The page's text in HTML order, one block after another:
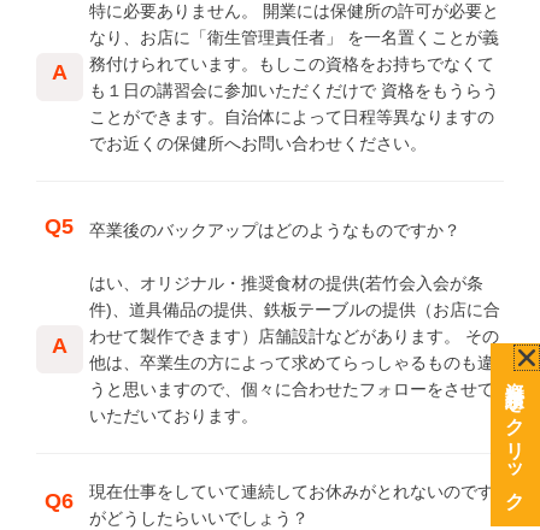
A
特に必要ありません。 開業には保健所の許可が必要と
なり、お店に「衛生管理責任者」 を一名置くことが義
務付けられています。もしこの資格をお持ちでなくて
も１日の講習会に参加いただくだけで 資格をもうらう
ことができます。自治体によって日程等異なりますの
でお近くの保健所へお問い合わせください。
Q5 卒業後のバックアップはどのようなものですか？
A
はい、オリジナル・推奨食材の提供(若竹会入会が条
件)、道具備品の提供、鉄板テーブルの提供（お店に合
わせて製作できます）店舗設計などがあります。 その
他は、卒業生の方によって求めてらっしゃるものも違
うと思いますので、個々に合わせたフォローをさせて
いただいております。
Q6
現在仕事をしていて連続してお休みがとれないのです
がどうしたらいいでしょう？
資料請求をクリック